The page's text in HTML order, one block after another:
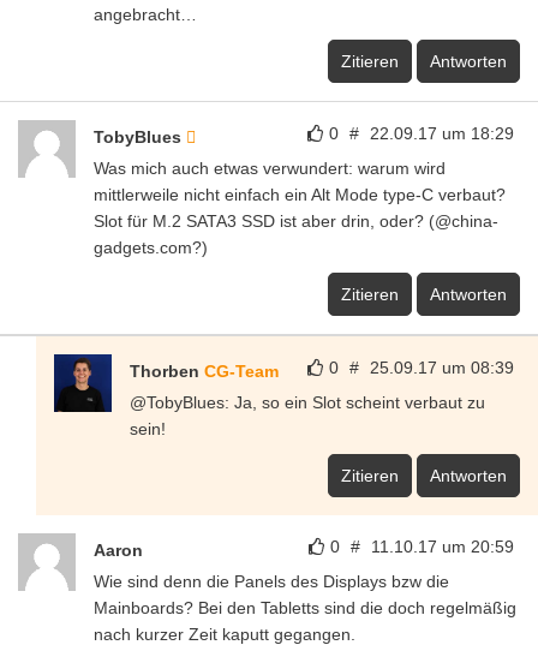
angebracht…
Zitieren Antworten
0 # 22.09.17 um 18:29
TobyBlues
Was mich auch etwas verwundert: warum wird
mittlerweile nicht einfach ein Alt Mode type-C verbaut?
Slot für M.2 SATA3 SSD ist aber drin, oder? (@china-
gadgets.com?)
Zitieren Antworten
0 # 25.09.17 um 08:39
Thorben CG-Team
@TobyBlues: Ja, so ein Slot scheint verbaut zu
sein!
Zitieren Antworten
0 # 11.10.17 um 20:59
Aaron
Wie sind denn die Panels des Displays bzw die
Mainboards? Bei den Tabletts sind die doch regelmäßig
nach kurzer Zeit kaputt gegangen.